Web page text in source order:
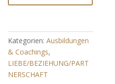
Kategorien:Ausbildungen
& Coachings,
LIEBE/BEZIEHUNG/PART
NERSCHAFT